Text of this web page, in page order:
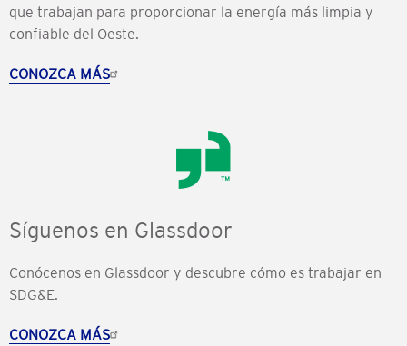
que trabajan para proporcionar la energía más limpia y
confiable del Oeste.
CONOZCA MÁS
Síguenos en Glassdoor
Conócenos en Glassdoor y descubre cómo es trabajar en
SDG&E.
CONOZCA MÁS